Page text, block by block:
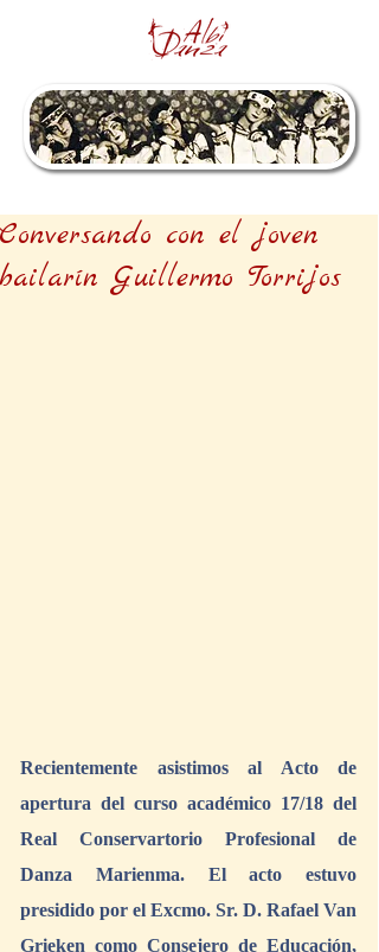
Conversando con el joven
bailarín Guillermo Torrijos
Recientemente asistimos al Acto de
apertura del curso académico 17/18 del
Real Conservartorio Profesional de
Danza Marienma. El acto estuvo
presidido por el Excmo. Sr. D. Rafael Van
Grieken como Consejero de Educación,